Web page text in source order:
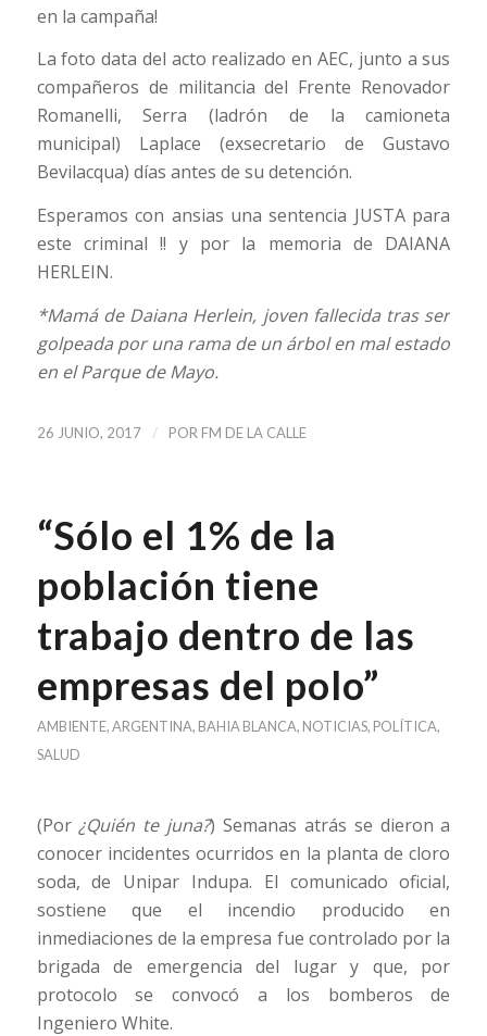
en la campaña!
La foto data del acto realizado en AEC, junto a sus
compañeros de militancia del Frente Renovador
Romanelli, Serra (ladrón de la camioneta
municipal) Laplace (exsecretario de Gustavo
Bevilacqua) días antes de su detención.
Esperamos con ansias una sentencia JUSTA para
este criminal !! y por la memoria de DAIANA
HERLEIN.
*Mamá de Daiana Herlein, joven fallecida tras ser
golpeada por una rama de un árbol en mal estado
en el Parque de Mayo.
26 JUNIO, 2017 / POR FM DE LA CALLE
“Sólo el 1% de la
población tiene
trabajo dentro de las
empresas del polo”
AMBIENTE,ARGENTINA, BAHIA BLANCA, NOTICIAS, POLÍTICA,
SALUD
(Por¿Quién te juna?) Semanas atrás se dieron a
conocer incidentes ocurridos en la planta de cloro
soda, de Unipar Indupa. El comunicado oficial,
sostiene que el incendio producido en
inmediaciones de la empresa fue controlado por la
brigada de emergencia del lugar y que, por
protocolo se convocó a los bomberos de
Ingeniero White.